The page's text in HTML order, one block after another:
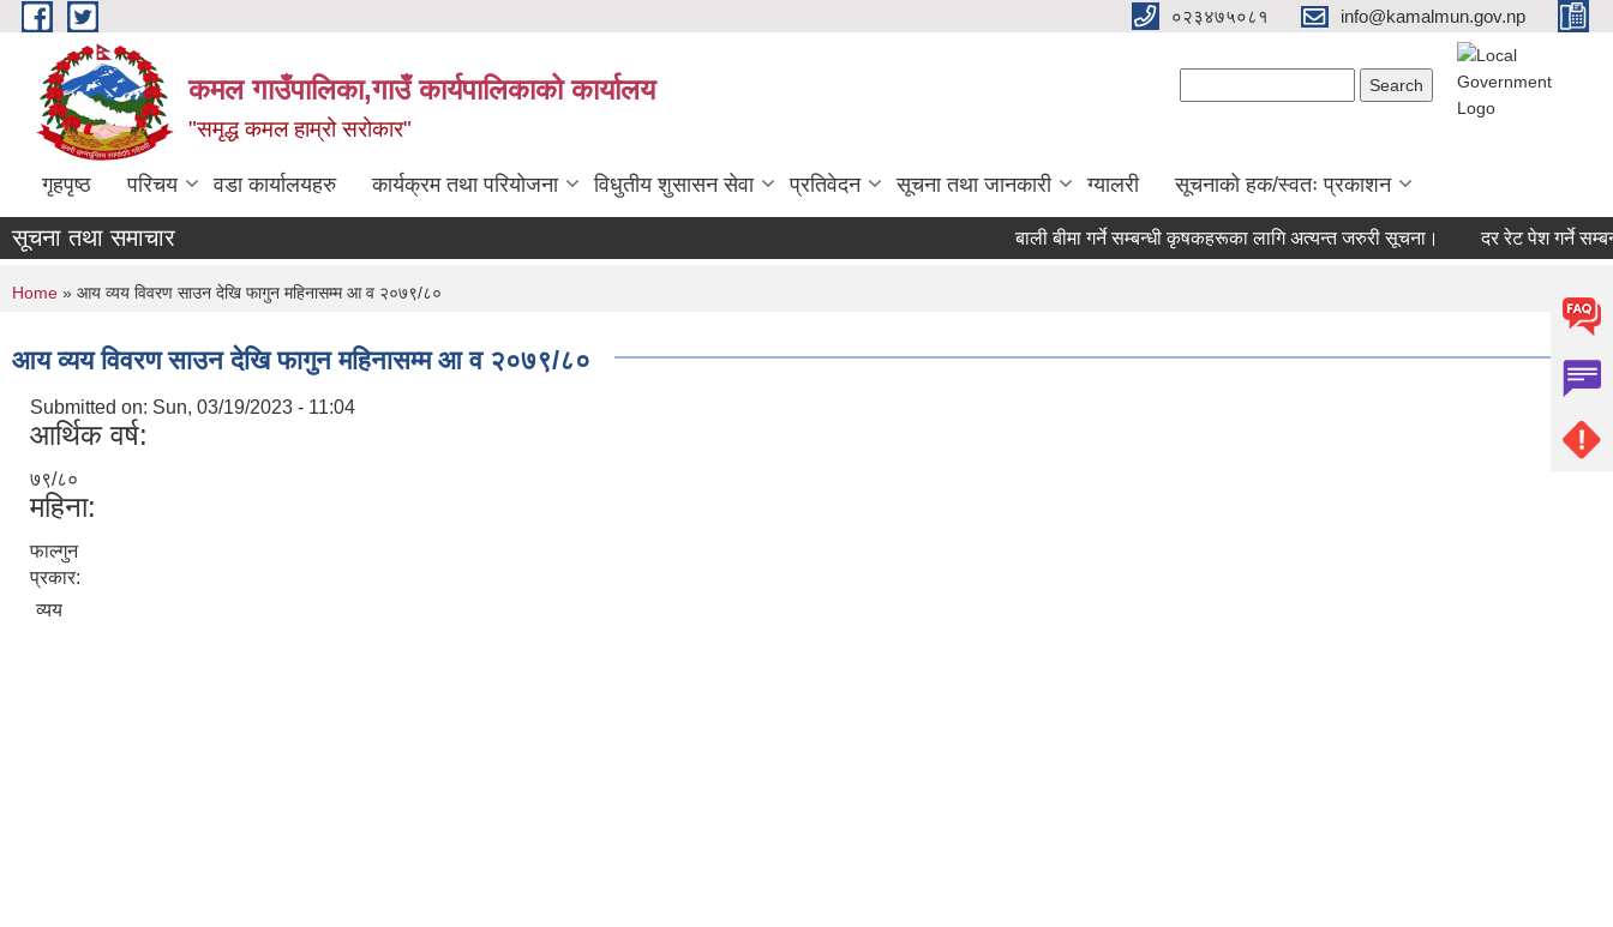
Skip to main content ०२३४७५०८१ info@kamalmun.gov.np
कमल गाउँपालिका,गाउँ कार्यपालिकाको कार्यालय
"समृद्ध कमल हाम्रो सरोकार"
गृहपृष्ठ परिचय वडा कार्यालयहरु कार्यक्रम तथा परियोजना विधुतीय शुसासन सेवा प्रतिवेदन सूचना तथा जानकारी ग्यालरी सूचनाको हक/स्वतः प्रकाशन
सूचना तथा समाचार बाली बीमा गर्ने सम्बन्धी कृषकहरूका लागि अत्यन्त जरुरी सूचना। दर रेट पेश गर्ने
You are here
Home » आय व्यय विवरण साउन देखि फागुन महिनासम्म आ व २०७९/८०
आय व्यय विवरण साउन देखि फागुन महिनासम्म आ व २०७९/८०
Submitted on: Sun, 03/19/2023 - 11:04
आर्थिक वर्ष:
७९/८०
महिना:
फाल्गुन
प्रकार:
व्यय